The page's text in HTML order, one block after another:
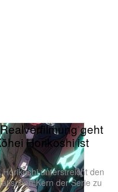
geht
Horikoshi ist
unterstreicht den
Kern der Serie zu